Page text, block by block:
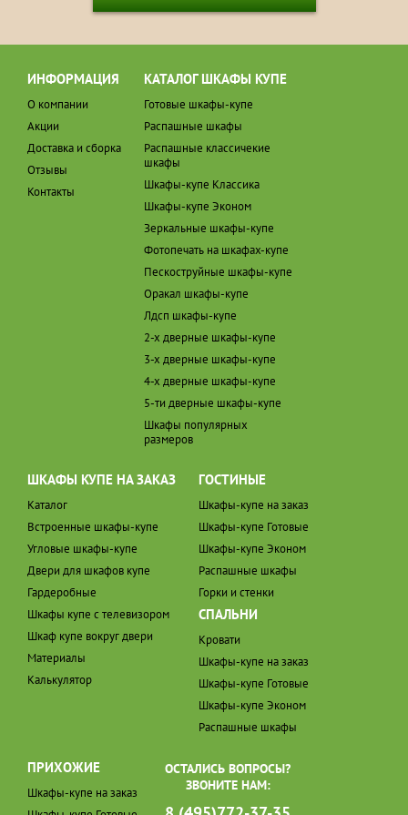
ИНФОРМАЦИЯ
О компании
Акции
Доставка и сборка
Отзывы
Контакты
КАТАЛОГ ШКАФЫ КУПЕ
Готовые шкафы-купе
Распашные шкафы
Распашные классичекие
шкафы
Шкафы-купе Классика
Шкафы-купе Эконом
Зеркальные шкафы-купе
Фотопечать на шкафах-купе
Пескоструйные шкафы-купе
Оракал шкафы-купе
Лдсп шкафы-купе
2-х дверные шкафы-купе
3-х дверные шкафы-купе
4-х дверные шкафы-купе
5-ти дверные шкафы-купе
Шкафы популярных
размеров
ШКАФЫ КУПЕ НА ЗАКАЗ
Каталог
Встроенные шкафы-купе
Угловые шкафы-купе
Двери для шкафов купе
Гардеробные
Шкафы купе с телевизором
Шкаф купе вокруг двери
Материалы
Калькулятор
ГОСТИНЫЕ
Шкафы-купе на заказ
Шкафы-купе Готовые
Шкафы-купе Эконом
Распашные шкафы
Горки и стенки
СПАЛЬНИ
Кровати
Шкафы-купе на заказ
Шкафы-купе Готовые
Шкафы-купе Эконом
Распашные шкафы
ПРИХОЖИЕ
Шкафы-купе на заказ
ОСТАЛИСЬ ВОПРОСЫ?
ЗВОНИТЕ НАМ: